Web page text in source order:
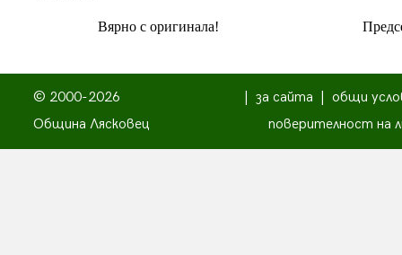
Вярно с оригинала!
© 2000-2026
Община Лясковец
за сайта
общи
поверителност на